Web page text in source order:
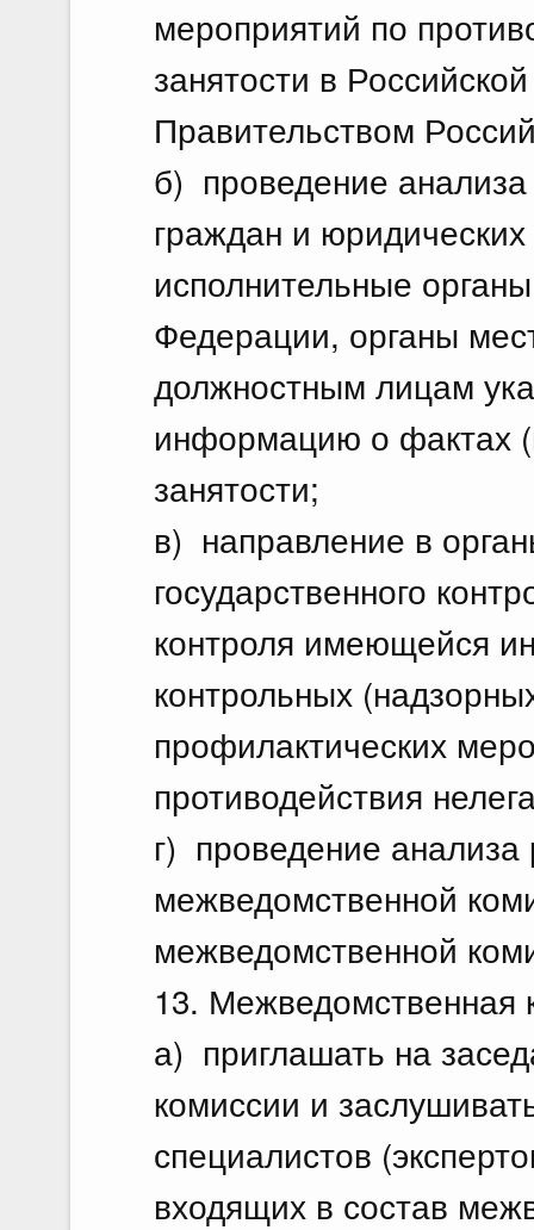
мероприятий по
занятости в
Правительством
б) проведение
граждан и
исполнительные
Федерации, органы
должностным лицам
информацию о фактах
занятости;
в) направление в
государственного
контроля имеющейся
контрольных
профилактических
противодействия
г) проведение анализа
межведомственной
межведомственной
13. Межведомственная
а) приглашать на
комиссии и
специалистов
входящих в состав